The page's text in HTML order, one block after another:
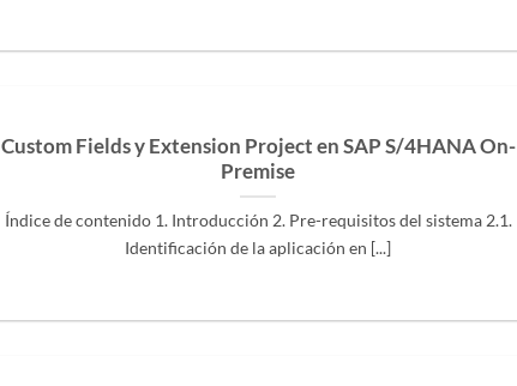
Custom Fields y Extension Project en SAP S/4HANA On-
Premise
Índice de contenido 1. Introducción 2. Pre-requisitos del sistema 2.1.
Identificación de la aplicación en [...]